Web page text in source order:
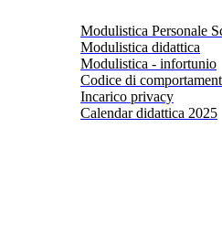
Modulistica Personale
Modulistica didattica
Modulistica - infortunio
Codice di
Incarico privacy
Calendar didattica 2025